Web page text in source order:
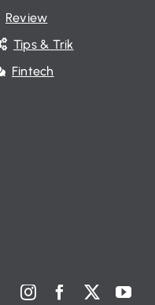
Review
Tips & Trik
Fintech